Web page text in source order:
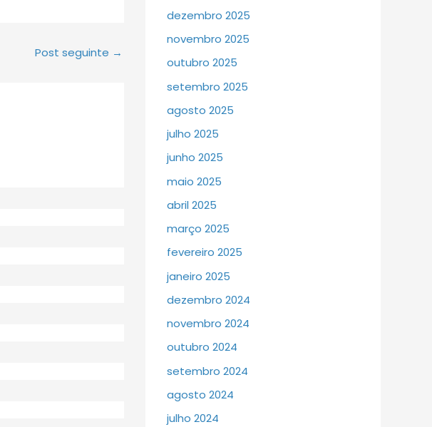
Post seguinte →
dezembro 2025
novembro 2025
outubro 2025
setembro 2025
agosto 2025
julho 2025
junho 2025
maio 2025
abril 2025
março 2025
fevereiro 2025
janeiro 2025
dezembro 2024
novembro 2024
outubro 2024
setembro 2024
agosto 2024
julho 2024